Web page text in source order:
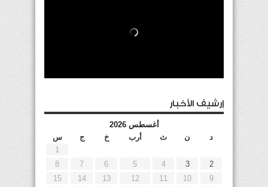
إرشيف الأخبار
أغسطس 2026
د
ن ث أرب خ ج
س
1
2
3
4
5
6
7
8
9
10
11
12
13
14
15